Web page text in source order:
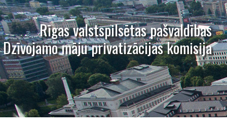
Rīgas valstspilsētas pašvaldības
Dzīvojamo māju privatizācijas komisija